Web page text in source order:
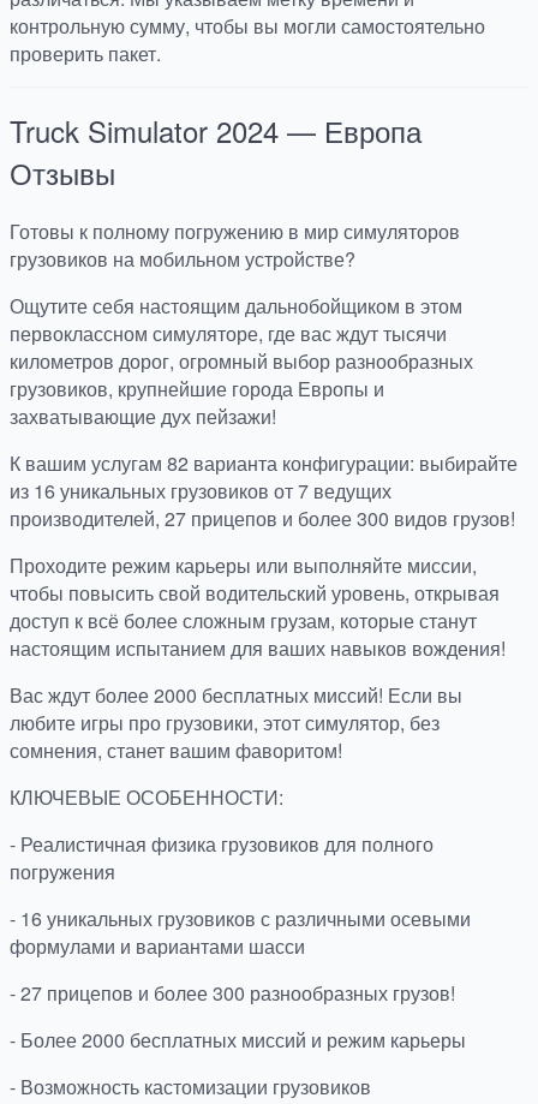
контрольную сумму, чтобы вы могли самостоятельно
проверить пакет.
Truck Simulator 2024 — Европа
Отзывы
Готовы к полному погружению в мир симуляторов
грузовиков на мобильном устройстве?
Ощутите себя настоящим дальнобойщиком в этом
первоклассном симуляторе, где вас ждут тысячи
километров дорог, огромный выбор разнообразных
грузовиков, крупнейшие города Европы и
захватывающие дух пейзажи!
К вашим услугам 82 варианта конфигурации: выбирайте
из 16 уникальных грузовиков от 7 ведущих
производителей, 27 прицепов и более 300 видов грузов!
Проходите режим карьеры или выполняйте миссии,
чтобы повысить свой водительский уровень, открывая
доступ к всё более сложным грузам, которые станут
настоящим испытанием для ваших навыков вождения!
Вас ждут более 2000 бесплатных миссий! Если вы
любите игры про грузовики, этот симулятор, без
сомнения, станет вашим фаворитом!
КЛЮЧЕВЫЕ ОСОБЕННОСТИ:
- Реалистичная физика грузовиков для полного
погружения
- 16 уникальных грузовиков с различными осевыми
формулами и вариантами шасси
- 27 прицепов и более 300 разнообразных грузов!
- Более 2000 бесплатных миссий и режим карьеры
- Возможность кастомизации грузовиков